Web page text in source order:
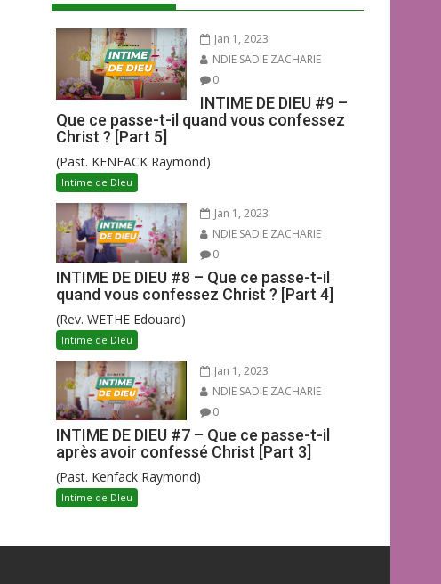
Jan 1, 2023
NDIE SADIE ZACHARIE
0
INTIME DE DIEU #9 –
Que ce passe-t-il quand vous confessez
Christ ? [Part 5]
(Past. KENFACK Raymond)
Intime de DIeu
Jan 1, 2023
NDIE SADIE ZACHARIE
0
INTIME DE DIEU #8 – Que ce passe-t-il
quand vous confessez Christ ? [Part 4]
(Rev. WETHE Edouard)
Intime de DIeu
Jan 1, 2023
NDIE SADIE ZACHARIE
0
INTIME DE DIEU #7 – Que ce passe-t-il
après avoir confessé Christ [Part 3]
(Past. Kenfack Raymond)
Intime de DIeu